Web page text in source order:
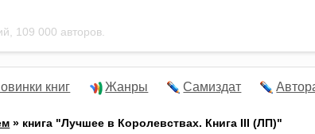
109 000 авторов.
книг Жанры Самиздат
» книга "Лучшее в Королевствах. Книга III (ЛП)"